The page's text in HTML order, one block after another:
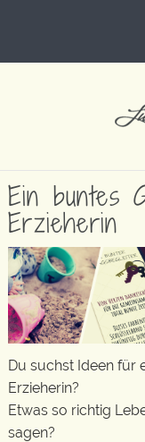
Ein buntes
Erzieherin
Du suchst Ideen für
Erzieherin?
Etwas so richtig
sagen?